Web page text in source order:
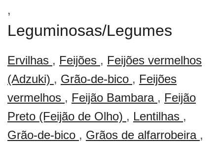
,
Leguminosas/Legumes
Ervilhas , Feijões , Feijões vermelhos
(Adzuki) , Grão-de-bico , Feijões
vermelhos , Feijão Bambara , Feijão
Preto (Feijão de Olho) , Lentilhas ,
Grão-de-bico , Grãos de alfarrobeira ,